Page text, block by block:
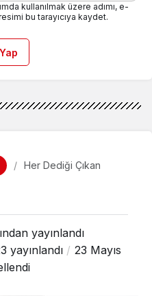
kullanılmak üzere adımı, e-
bu tarayıcıya kaydet.
Her Dediği Çıkan
yayınlandı
yayınlandı
23 Mayıs